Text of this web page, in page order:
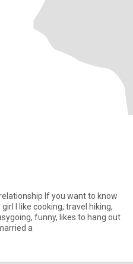
If you want to know
travel hiking,
funny, likes to hang out
a